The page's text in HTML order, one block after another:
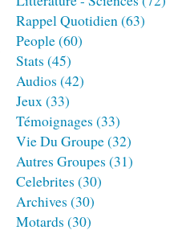
Rappel Quotidien(63)
People(60)
Stats (45)
Audios (42)
Jeux(33)
Témoignages (33)
Vie Du Groupe(32)
Autres Groupes (31)
Celebrites (30)
Archives (30)
Motards (30)